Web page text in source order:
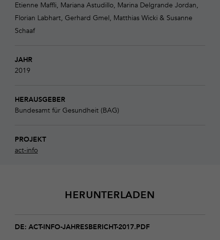
Etienne Maffli, Mariana Astudillo, Marina Delgrande Jordan,
Florian Labhart, Gerhard Gmel, Matthias Wicki & Susanne
Schaaf
JAHR
2019
HERAUSGEBER
Bundesamt für Gesundheit (BAG)
PROJEKT
act-info
HERUNTERLADEN
DE: ACT-INFO-JAHRESBERICHT-2017.PDF
act-